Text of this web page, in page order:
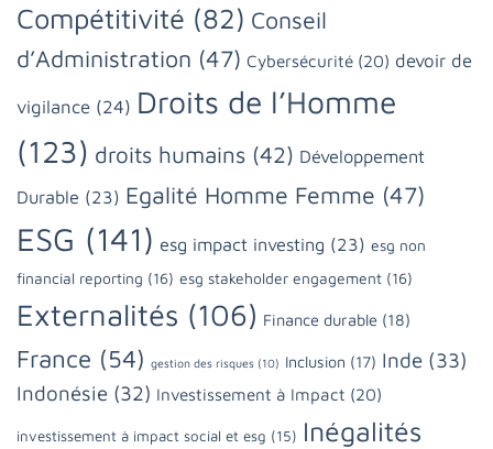
Compétitivité (82) Conseil
d’Administration (47) Cybersécurité (20) devoir de
vigilance (24) Droits de l’Homme
(123) droits humains (42) Développement
Durable (23) Egalité Homme Femme (47)
ESG (141) esg impact investing (23) esg non
financial reporting (16) esg stakeholder engagement (16)
Externalités (106) Finance durable (18)
France (54) gestion des risques (10) Inclusion (17) Inde (33)
Indonésie (32) Investissement à Impact (20)
investissement à impact social et esg (15) Inégalités